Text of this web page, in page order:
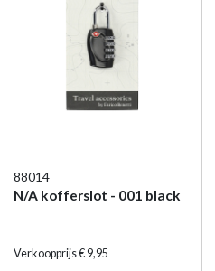
88014
N/A kofferslot - 001 black
Verkoopprijs € 9,95